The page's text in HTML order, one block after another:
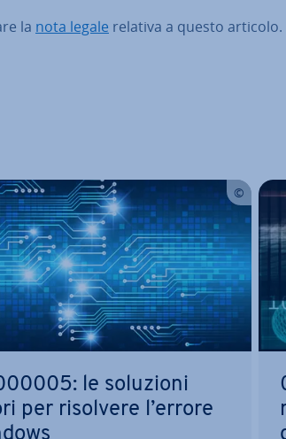
la nota legale relativa a questo articolo.
le soluzioni
per risolvere l’errore